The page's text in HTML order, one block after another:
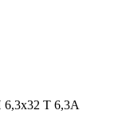
T 6,3A